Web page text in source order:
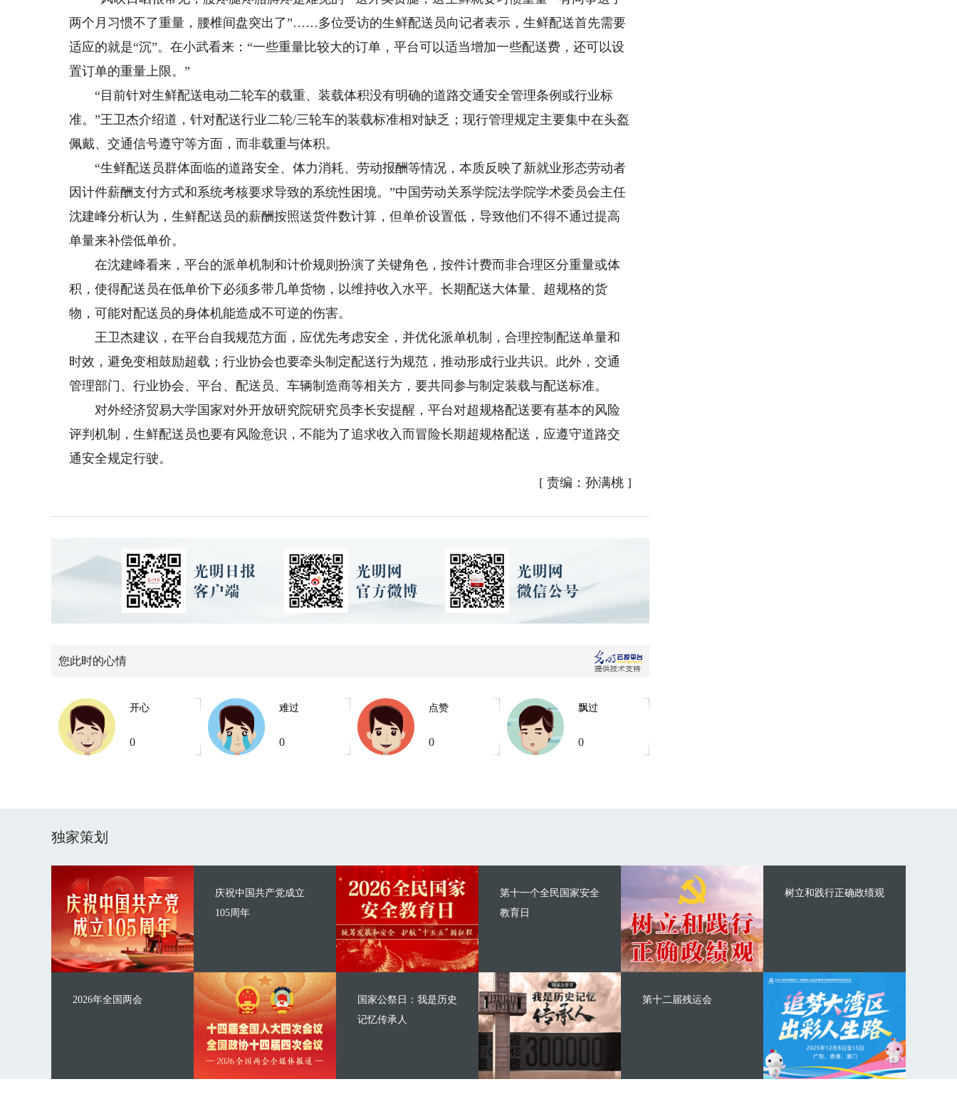
两个月习惯不了重量，腰椎间盘突出了”……多位受访的生鲜配送员向记者表示，生鲜配送首先需要
适应的就是“沉”。在小武看来：“一些重量比较大的订单，平台可以适当增加一些配送费，还可以设
置订单的重量上限。”
“目前针对生鲜配送电动二轮车的载重、装载体积没有明确的道路交通安全管理条例或行业标
准。”王卫杰介绍道，针对配送行业二轮/三轮车的装载标准相对缺乏；现行管理规定主要集中在头盔
佩戴、交通信号遵守等方面，而非载重与体积。
“生鲜配送员群体面临的道路安全、体力消耗、劳动报酬等情况，本质反映了新就业形态劳动者
因计件薪酬支付方式和系统考核要求导致的系统性困境。”中国劳动关系学院法学院学术委员会主任
沈建峰分析认为，生鲜配送员的薪酬按照送货件数计算，但单价设置低，导致他们不得不通过提高
单量来补偿低单价。
在沈建峰看来，平台的派单机制和计价规则扮演了关键角色，按件计费而非合理区分重量或体
积，使得配送员在低单价下必须多带几单货物，以维持收入水平。长期配送大体量、超规格的货
物，可能对配送员的身体机能造成不可逆的伤害。
王卫杰建议，在平台自我规范方面，应优先考虑安全，并优化派单机制，合理控制配送单量和
时效，避免变相鼓励超载；行业协会也要牵头制定配送行为规范，推动形成行业共识。此外，交通
管理部门、行业协会、平台、配送员、车辆制造商等相关方，要共同参与制定装载与配送标准。
对外经济贸易大学国家对外开放研究院研究员李长安提醒，平台对超规格配送要有基本的风险
评判机制，生鲜配送员也要有风险意识，不能为了追求收入而冒险长期超规格配送，应遵守道路交
通安全规定行驶。
[ 责编：孙满桃 ]
您此时的心情
开心
0
难过
0
点赞
0
飘过
0
独家策划
庆祝中国共产党成立
105周年
2026年全国两会
第十一个全民国家安全
教育日
国家公祭日：我是历史
记忆传承人
树立和践行正确政绩观
第十二届残运会